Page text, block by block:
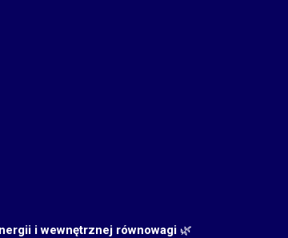
i wewnętrznej równowagi 🌿